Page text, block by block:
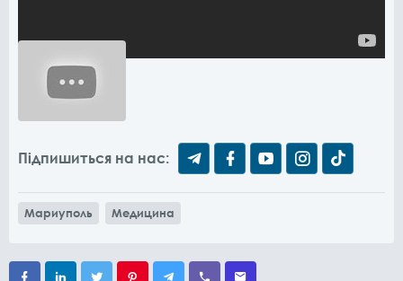
Підпишиться на нас:
Мариуполь Медицина